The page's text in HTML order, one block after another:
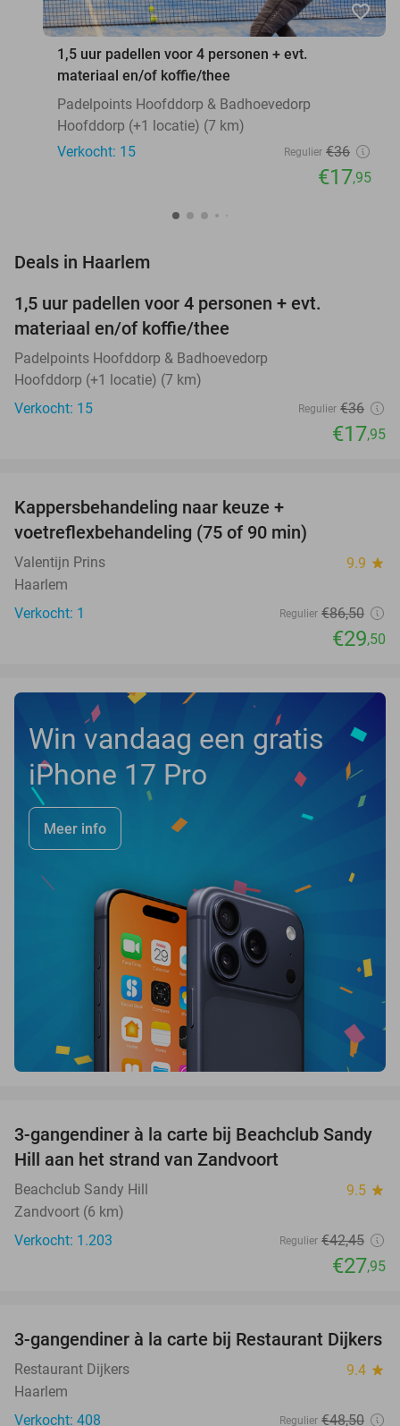
favorite_border
1,5 uur padellen voor 4 personen + evt.
materiaal en/of koffie/thee
Padelpoints Hoofddorp & Badhoevedorp
Hoofddorp (+1 locatie) (7 km)
Verkocht: 15
Regulier €36
€17,95
Deals in Haarlem
TODAY
1,5 uur padellen voor 4 personen + evt.
materiaal en/of koffie/thee
Padelpoints Hoofddorp & Badhoevedorp
Hoofddorp (+1 locatie) (7 km)
Verkocht: 15
Regulier €36
€17,95
NEW
TODAY
Kappersbehandeling naar keuze +
voetreflexbehandeling (75 of 90 min)
Valentijn Prins 9.9 star
Haarlem
Verkocht: 1
Regulier €86,50
€29,50
Win vandaag een gratis
iPhone 17 Pro
Meer info
34%
3-gangendiner à la carte bij Beachclub Sandy
Hill aan het strand van Zandvoort
Beachclub Sandy Hill 9.5 star
Zandvoort (6 km)
Verkocht: 1.203
Regulier €42,45
€27,95
39%
3-gangendiner à la carte bij Restaurant Dijkers
Restaurant Dijkers 9.4 star
Haarlem
Verkocht: 408
Regulier €48,50